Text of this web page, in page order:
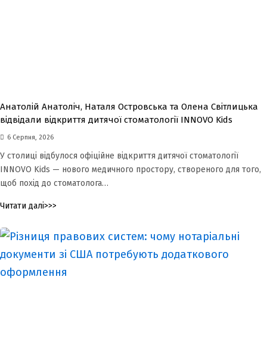
Анатолій Анатоліч, Наталя Островська та Олена Світлицька
відвідали відкриття дитячої стоматології INNOVO Kids
6 Серпня, 2026
У столиці відбулося офіційне відкриття дитячої стоматології
INNOVO Kids — нового медичного простору, створеного для того,
щоб похід до стоматолога…
Читати далі>>>